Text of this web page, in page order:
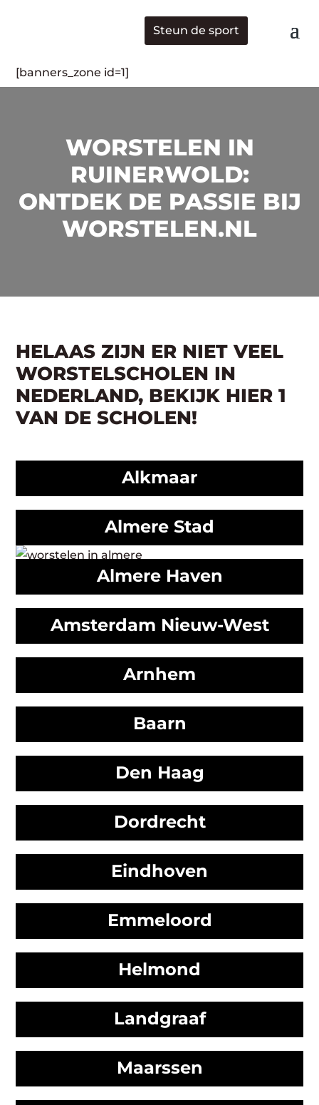
Steun de sport
[banners_zone id=1]
WORSTELEN IN
RUINERWOLD:
ONTDEK DE PASSIE BIJ
WORSTELEN.NL
HELAAS ZIJN ER NIET VEEL
WORSTELSCHOLEN IN
NEDERLAND, BEKIJK HIER 1
VAN DE SCHOLEN!
Alkmaar
Almere Stad
Almere Haven
Amsterdam Nieuw-West
Arnhem
Baarn
Den Haag
Dordrecht
Eindhoven
Emmeloord
Helmond
Landgraaf
Maarssen